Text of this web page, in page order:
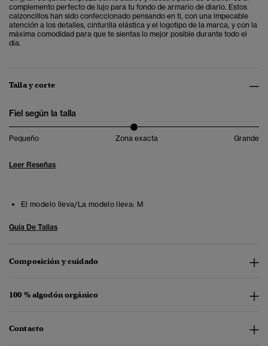
complemento perfecto de lujo para tu fondo de armario de diario. Estos
calzoncillos han sido confeccionado pensando en ti, con una impecable
atención a los detalles, cinturilla elástica y el logotipo de la marca, y con la
máxima comodidad para que te sientas lo mejor posible durante todo el
día.
Talla y corte
Fiel según la talla
Pequeño Zona exacta Grande
Leer Reseñas
El modelo lleva/La modelo lleva: M
Guía De Tallas
Composición y cuidado
100 % algodón orgánico
Contacto